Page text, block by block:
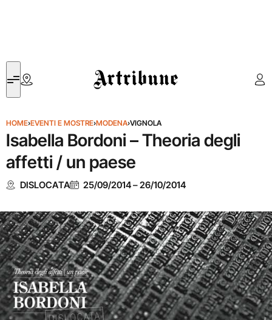
Artribune
HOME›EVENTI E MOSTRE›MODENA›VIGNOLA
Isabella Bordoni – Theoria degli
affetti / un paese
DISLOCATA 25/09/2014–26/10/2014